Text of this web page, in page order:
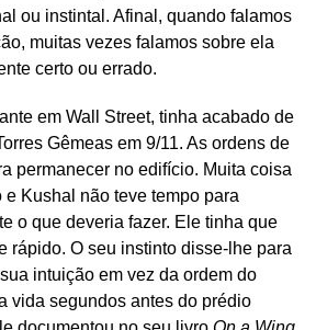
ou instintal. Afinal, quando falamos
muitas vezes falamos sobre ela
certo ou errado.
em Wall Street, tinha acabado de
Gêmeas em 9/11. As ordens de
permanecer no edifício. Muita coisa
Kushal não teve tempo para
o que deveria fazer. Ele tinha que
rápido. O seu instinto disse-lhe para
intuição em vez da ordem do
vida segundos antes do prédio